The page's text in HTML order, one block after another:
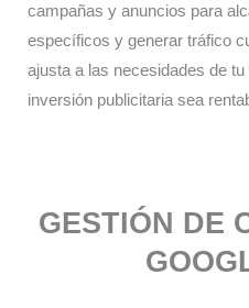
campañas y anuncios para
específicos y generar tráfico
ajusta a las necesidades de
inversión publicitaria sea
GESTIÓN DE